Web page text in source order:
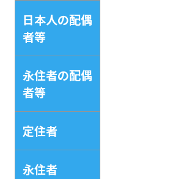
日本人の配偶
者等
永住者の配偶
者等
定住者
永住者